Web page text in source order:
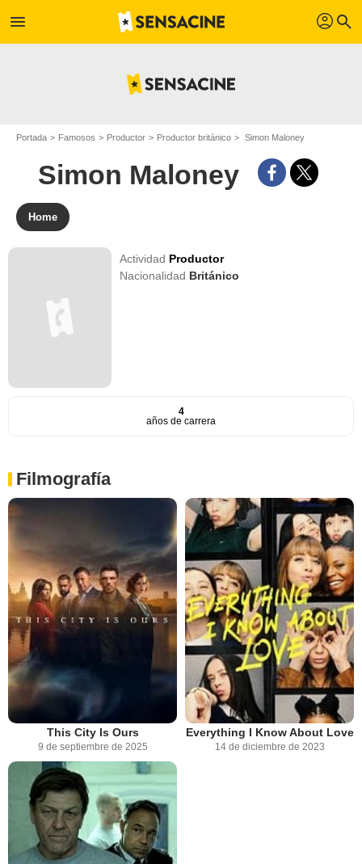
menu profil search
Portada Famosos Productor Productor británico Simon Maloney
Simon Maloney
Home
Actividad Productor
Nacionalidad Británico
4
años de carrera
Filmografía
This City Is Ours
9 de septiembre de 2025
Everything I Know About Love
14 de diciembre de 2023